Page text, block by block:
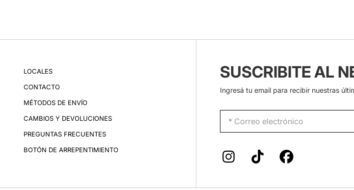
LOCALES
CONTACTO
MÉTODOS DE ENVÍO
CAMBIOS Y DEVOLUCIONES
PREGUNTAS FRECUENTES
BOTÓN DE ARREPENTIMIENTO
SUSCRIBITE AL
Ingresá tu email para recibir nuestras